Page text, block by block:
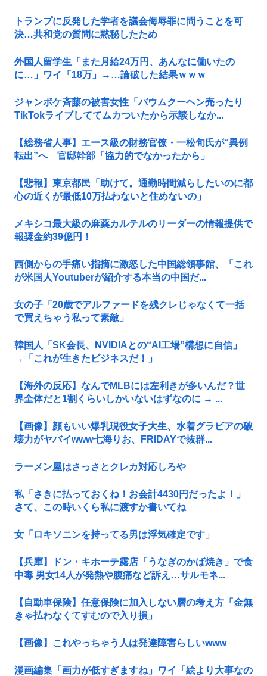
トランプに反発した学者を議会侮辱罪に問うことを可
決…共和党の質問に黙秘したため
外国人留学生「また月給24万円、あんなに働いたの
に…」ワイ「18万」→…論破した結果ｗｗｗ
ジャンポケ斉藤の被害女性「バウムクーヘン売ったり
TikTokライブしててムカついたから示談しなか...
【総務省人事】エース級の財務官僚・一松旬氏が“異例
転出”へ 官邸幹部「協力的でなかったから」
【悲報】東京都民「助けて。通勤時間減らしたいのに都
心の近くが最低10万払わないと住めないの」
メキシコ最大級の麻薬カルテルのリーダーの情報提供で
報奨金約39億円！
西側からの手痛い指摘に激怒した中国総領事館、「これ
が米国人Youtuberが紹介する本当の中国だ...
女の子「20歳でアルファードを残クレじゃなくて一括
で買えちゃう私って素敵」
韓国人「SK会長、NVIDIAとの“AI工場”構想に自信」
→「これが生きたビジネスだ！」
【海外の反応】なんでMLBには左利きが多いんだ？世
界全体だと1割くらいしかいないはずなのに → ...
【画像】顔もいい爆乳現役女子大生、水着グラビアの破
壊力がヤバイwww七海りお、FRIDAYで抜群...
ラーメン屋はさっさとクレカ対応しろや
私「さきに払っておくね！お会計4430円だったよ！」
さて、この時いくら私に渡すか書いてね
女「ロキソニンを持ってる男は浮気確定です」
【兵庫】ドン・キホーテ露店「うなぎのかば焼き」で食
中毒 男女14人が発熱や腹痛など訴え…サルモネ...
【自動車保険】任意保険に加入しない層の考え方「金無
きゃ払わなくてすむので入り損」
【画像】これやっちゃう人は発達障害らしいwww
漫画編集「画力が低すぎますね」ワイ「絵より大事なの